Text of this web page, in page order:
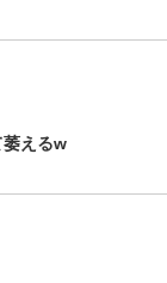
萎えるw